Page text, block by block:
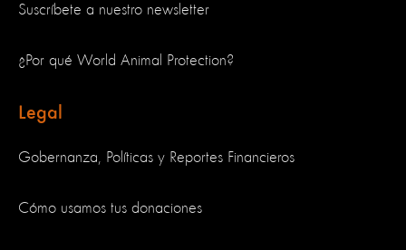
Suscríbete a nuestro newsletter
¿Por qué World Animal Protection?
Legal
Gobernanza, Políticas y Reportes Financieros
Cómo usamos tus donaciones